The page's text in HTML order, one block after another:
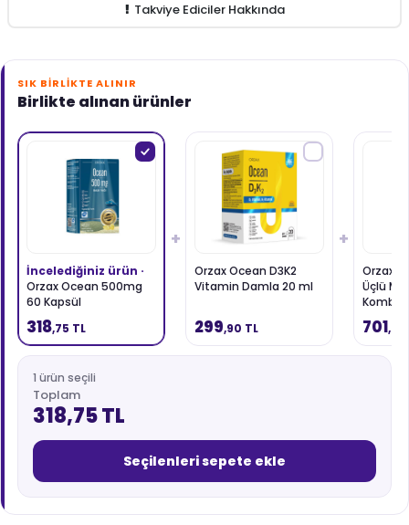
Takviye Ediciler Hakkında
SIK BIRLIKTE ALINIR
Birlikte alınan ürünler
İncelediğiniz ürün ·
Orzax Ocean 500mg
60 Kapsül
318,75 TL
+
Orzax Ocean D3K2
Vitamin Damla 20 ml
299,90 TL
+
Orzax
Üçlü
Tablet
701,25
1 ürün seçili
Toplam
318,75 TL
Seçilenleri sepete ekle